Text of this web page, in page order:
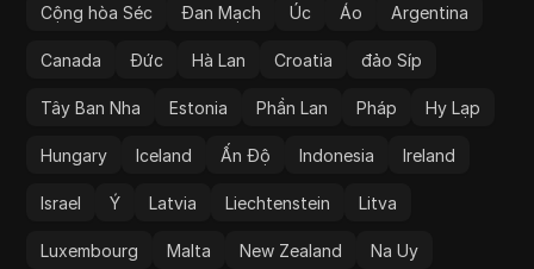
Cộng hòa Séc Đan Mạch Úc Áo Argentina
Canada Đức Hà Lan Croatia đảo Síp
Tây Ban Nha Estonia Phần Lan Pháp Hy Lạp
Hungary Iceland Ấn Độ Indonesia Ireland
Israel Ý Latvia Liechtenstein Litva
Luxembourg Malta New Zealand Na Uy